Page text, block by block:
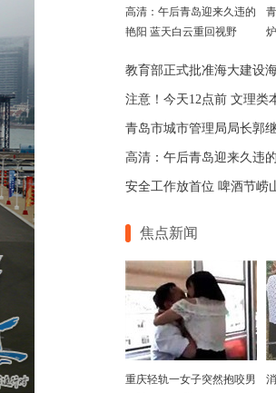
高清：午后青岛迎来久违的
艳阳 蓝天白云重回视野
注意！今天12点前 文理类
焦点新闻
重庆轻轨一女子突然抱咬男